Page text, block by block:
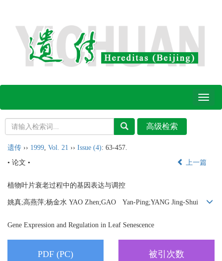
Toggle
遗传 ›› 1999 Vol. 21 ›› Issue (4): 63-457.
• 论文 •
上一篇
植物叶片衰老过程中的基因表达与调控
姚真;高燕萍;杨金水 YAO Zhen;GAO Yan-Ping;YANG Jing-Shui
Gene Expression and Regulation in Leaf Senescence
PDF (PC) 被引次数